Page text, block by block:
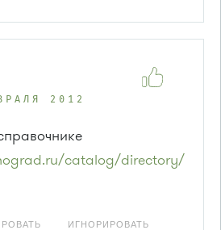
2012
catalog/directory/
ИГНОРИРОВАТЬ